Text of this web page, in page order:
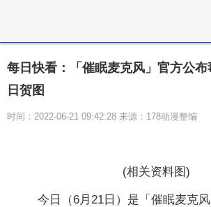
每日快看：「催眠麦克风」官方公
日贺图
时间：2022-06-21 09:42:28 来源：178动漫整编
(相关资料图)
今日（6月21日）是「催眠麦克